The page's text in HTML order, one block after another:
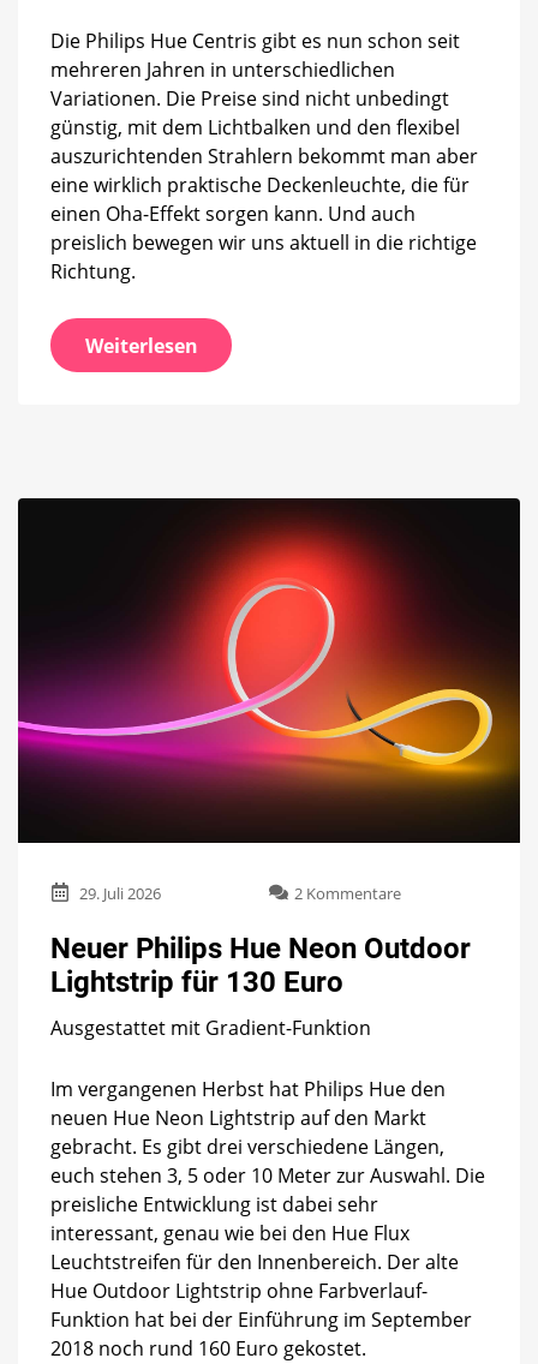
Die Philips Hue Centris gibt es nun schon seit
mehreren Jahren in unterschiedlichen
Variationen. Die Preise sind nicht unbedingt
günstig, mit dem Lichtbalken und den flexibel
auszurichtenden Strahlern bekommt man aber
eine wirklich praktische Deckenleuchte, die für
einen Oha-Effekt sorgen kann. Und auch
preislich bewegen wir uns aktuell in die richtige
Richtung.
Weiterlesen
29. Juli 2026 2 Kommentarezu
Philips
Hue
Euro
Neuer Philips Hue Neon Outdoor
Lightstrip für 130 Euro
Ausgestattet mit Gradient-Funktion
Im vergangenen Herbst hat Philips Hue den
neuen Hue Neon Lightstrip auf den Markt
gebracht. Es gibt drei verschiedene Längen,
euch stehen 3, 5 oder 10 Meter zur Auswahl. Die
preisliche Entwicklung ist dabei sehr
interessant, genau wie bei den Hue Flux
Leuchtstreifen für den Innenbereich. Der alte
Hue Outdoor Lightstrip ohne Farbverlauf-
Funktion hat bei der Einführung im September
2018 noch rund 160 Euro gekostet.